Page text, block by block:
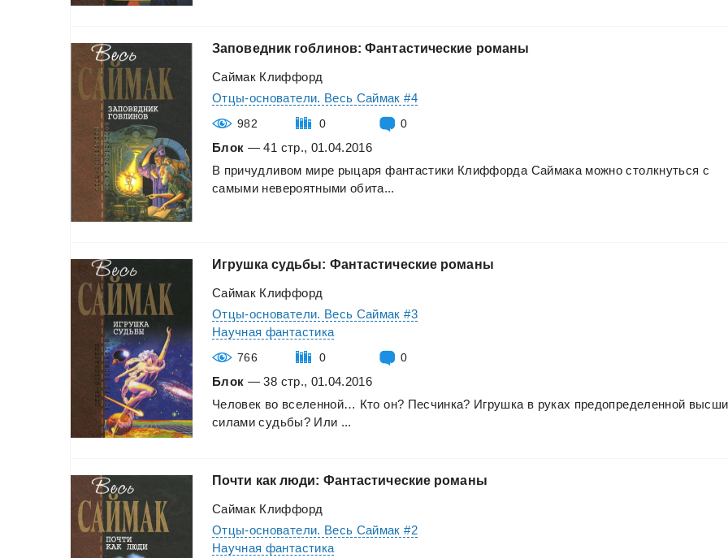
Заповедник гоблинов: Фантастические романы
Саймак Клиффорд
Отцы-основатели. Весь Саймак #4
982 0 0
Блок — 41 стр., 01.04.2016
В причудливом мире рыцаря фантастики Клиффорда Саймака можно столкнуться с
самыми невероятными обита...
Игрушка судьбы: Фантастические романы
Саймак Клиффорд
Отцы-основатели. Весь Саймак #3
Научная фантастика
766 0 0
Блок — 38 стр., 01.04.2016
Человек во вселенной… Кто он? Песчинка? Игрушка в руках предопределенной
силами судьбы? Или ...
Почти как люди: Фантастические романы
Саймак Клиффорд
Отцы-основатели. Весь Саймак #2
Научная фантастика